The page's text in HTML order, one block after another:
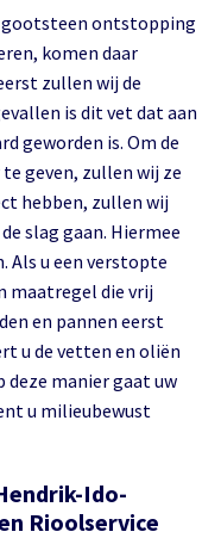
gootsteen ontstopping
zullen wij de
is dit vet dat aan
geworden is. Om de
geven, zullen wij ze
hebben, zullen wij
slag gaan. Hiermee
Als u een verstopte
maatregel die vrij
en pannen eerst
u de vetten en oliën
manier gaat uw
u milieubewust
Ido-
Rioolservice